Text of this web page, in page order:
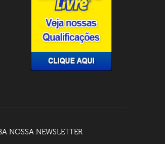
NOSSA NEWSLETTER